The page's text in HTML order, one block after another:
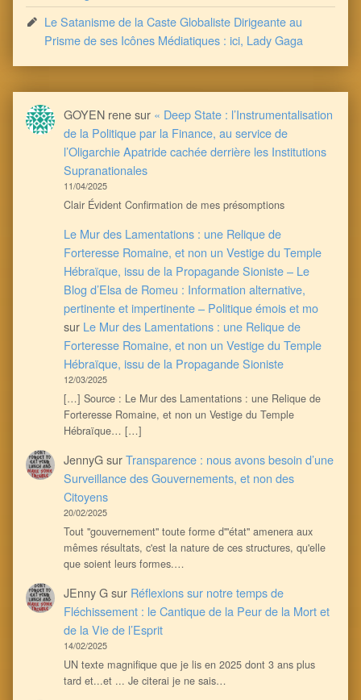
Le Satanisme de la Caste Globaliste Dirigeante au
Prisme de ses Icônes Médiatiques : ici, Lady Gaga
GOYEN renesur « Deep State : l’Instrumentalisation
de la Politique par la Finance, au service de
l’Oligarchie Apatride cachée derrière les Institutions
Supranationales
11/04/2025
Clair Évident Confirmation de mes présomptions
Le Mur des Lamentations : une Relique de
Forteresse Romaine, et non un Vestige du Temple
Hébraïque, issu de la Propagande Sioniste – Le
Blog d’Elsa de Romeu : Information alternative,
pertinente et impertinente – Politique émois et mo
sur Le Mur des Lamentations : une Relique de
Forteresse Romaine, et non un Vestige du Temple
Hébraïque, issu de la Propagande Sioniste
12/03/2025
[…] Source : Le Mur des Lamentations : une Relique de
Forteresse Romaine, et non un Vestige du Temple
Hébraïque… […]
JennyGsurTransparence : nous avons besoin d’une
Surveillance des Gouvernements, et non des
Citoyens
20/02/2025
Tout ''gouvernement'' toute forme d'''état'' amenera aux
mêmes résultats, c'est la nature de ces structures, qu'elle
que soient leurs formes.…
JEnny Gsur Réflexions sur notre temps de
Fléchissement : le Cantique de la Peur de la Mort et
de la Vie de l’Esprit
14/02/2025
UN texte magnifique que je lis en 2025 dont 3 ans plus
tard et...et ... Je citerai je ne sais…